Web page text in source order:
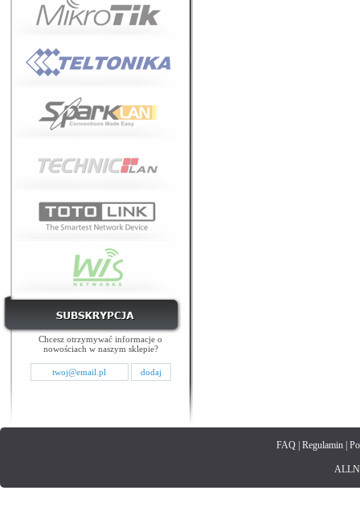
Chcesz otrzymywać informacje o
nowościach w naszym sklepie?
FAQ| Regulamin|